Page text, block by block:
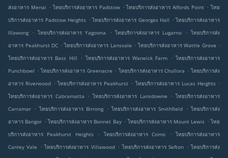
ส่งอาหาร Menai . ไทยบริการส่งอาหาร Padstow . ไทยบริการส่งอาหาร Alfords Point . ไทย
บริการส่งอาหาร Padstow Heights . ไทยบริการส่งอาหาร Georges Hall . ไทยบริการส่งอาหาร
Illawong
. ไทยบริการส่งอาหาร Yagoona . ไทยบริการส่งอาหาร Lugarno . ไทยบริการส่ง
อาหาร Peakhurst DC . ไทยบริการส่งอาหาร Lansvale . ไทยบริการส่งอาหาร Wattle Grove .
ไทยบริการส่งอาหาร Bass Hill
. ไทยบริการส่งอาหาร Warwick Farm . ไทยบริการส่งอาหาร
Punchbowl . ไทยบริการส่งอาหาร Greenacre . ไทยบริการส่งอาหาร Chullora . ไทยบริการส่ง
อาหาร Riverwood . ไทยบริการส่งอาหาร Peakhurst . ไทยบริการส่งอาหาร Lucas Heights .
ไทยบริการส่งอาหาร Cabramatta
. ไทยบริการส่งอาหาร Lansdowne . ไทยบริการส่งอาหาร
Carramar . ไทยบริการส่งอาหาร Birrong . ไทยบริการส่งอาหาร Smithfield . ไทยบริการส่ง
อาหาร Bangor . ไทยบริการส่งอาหาร Bonnet Bay . ไทยบริการส่งอาหาร Mount Lewis . ไทย
บริการส่งอาหาร Peakhurst Heights
. ไทยบริการส่งอาหาร Como . ไทยบริการส่งอาหาร
Canley Vale
. ไทยบริการส่งอาหาร Villawood . ไทยบริการส่งอาหาร Sefton . ไทยบริการส่ง